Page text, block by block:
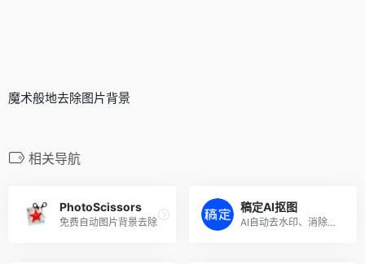
魔术般地去除图片背景
相关导航
PhotoScissors
免费自动图片背景去除
稿定AI抠图
AI自动去水印、消除背景工具